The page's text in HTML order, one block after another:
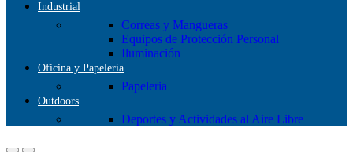
Industrial
Correas y Mangueras
Equipos de Protección Personal
Iluminación
Oficina y Papelería
Papeleria
Outdoors
Deportes y Actividades al Aire Libre